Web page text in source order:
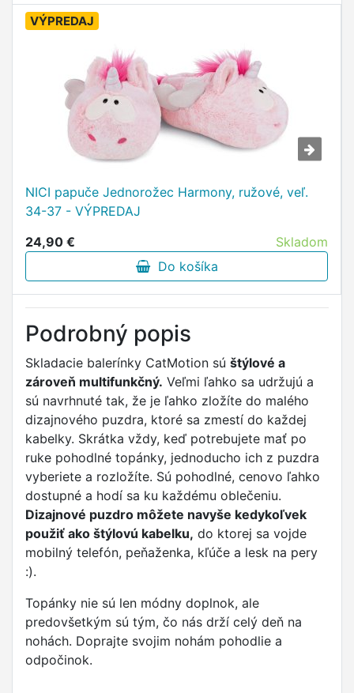
VÝPREDAJ
NICI papuče Jednorožec Harmony, ružové, veľ.
34-37 - VÝPREDAJ
24,90 €
Skladom
Do košíka
Podrobný popis
Skladacie balerínky CatMotion sú štýlové a
zároveň multifunkčný. Veľmi ľahko sa udržujú a
sú navrhnuté tak, že je ľahko zložíte do malého
dizajnového puzdra, ktoré sa zmestí do každej
kabelky. Skrátka vždy, keď potrebujete mať po
ruke pohodlné topánky, jednoducho ich z puzdra
vyberiete a rozložíte. Sú pohodlné, cenovo ľahko
dostupné a hodí sa ku každému oblečeniu.
Dizajnové puzdro môžete navyše kedykoľvek
použiť ako štýlovú kabelku, do ktorej sa vojde
mobilný telefón, peňaženka, kľúče a lesk na pery
:).
Topánky nie sú len módny doplnok, ale
predovšetkým sú tým, čo nás drží celý deň na
nohách. Doprajte svojim nohám pohodlie a
odpočinok.